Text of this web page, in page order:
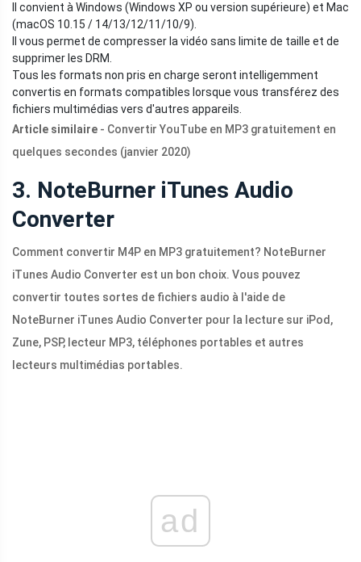
Il convient à Windows (Windows XP ou version supérieure) et Mac
(macOS 10.15 / 14/13/12/11/10/9).
Il vous permet de compresser la vidéo sans limite de taille et de
supprimer les DRM.
Tous les formats non pris en charge seront intelligemment
convertis en formats compatibles lorsque vous transférez des
fichiers multimédias vers d'autres appareils.
Article similaire - Convertir YouTube en MP3 gratuitement en
quelques secondes (janvier 2020)
3. NoteBurner iTunes Audio
Converter
Comment convertir M4P en MP3 gratuitement? NoteBurner
iTunes Audio Converter est un bon choix. Vous pouvez
convertir toutes sortes de fichiers audio à l'aide de
NoteBurner iTunes Audio Converter pour la lecture sur iPod,
Zune, PSP, lecteur MP3, téléphones portables et autres
lecteurs multimédias portables.
ad